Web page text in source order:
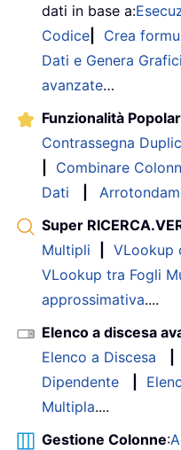
dati in base a:
Codice
Crea
Dati e Genera Grafici
avanzate…
Funzionalità
Contrassegna
Combinare
Dati
Super
Multipli
VLookup
VLookup tra Fogli
approssimativa....
Elenco a discesa
Elenco a Discesa
Dipendente
Multipla....
Gestione Colonne: